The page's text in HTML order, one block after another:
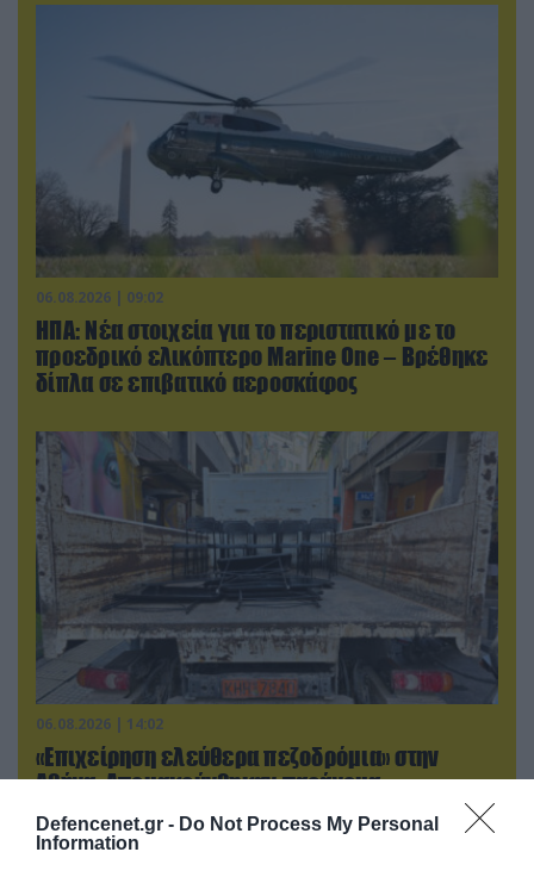
Defencenet.gr - Do Not Process My Personal
Information
06.08.2026 | 09:02
ΗΠΑ: Nέα στοιχεία για το περιστατικό με το
προεδρικό ελικόπτερο Marine One – Βρέθηκε
δίπλα σε επιβατικό αεροσκάφος
06.08.2026 | 14:02
«Επιχείρηση ελεύθερα πεζοδρόμια» στην
Αθήνα: Απομακρύνθηκαν παράνομα